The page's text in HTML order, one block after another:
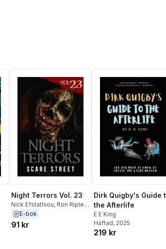
Night Terrors Vol. 23
Nick Efstathiou, Ron Ripley ,
Morgan Quaid
Thomas Nicholson
E-bok
91 kr
Dirk Quigby's Guide
the Afterlife
E E King
Häftad, 2025
219 kr